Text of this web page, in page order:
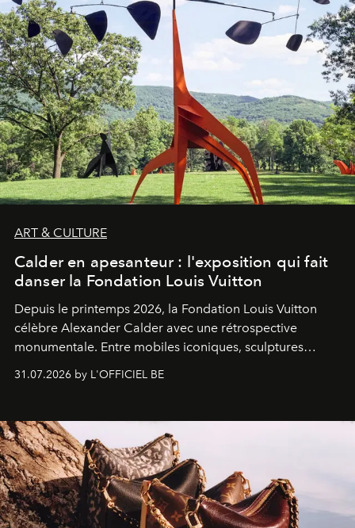
ART & CULTURE
Calder en apesanteur : l'exposition qui fait
danser la Fondation Louis Vuitton
Depuis le printemps 2026, la Fondation Louis Vuitton
célèbre Alexander Calder avec une rétrospective
monumentale. Entre mobiles iconiques, sculptures
américain investit les espaces imaginés par Frank Gehry
sculpture.
31.07.2026 by L'OFFICIEL BE